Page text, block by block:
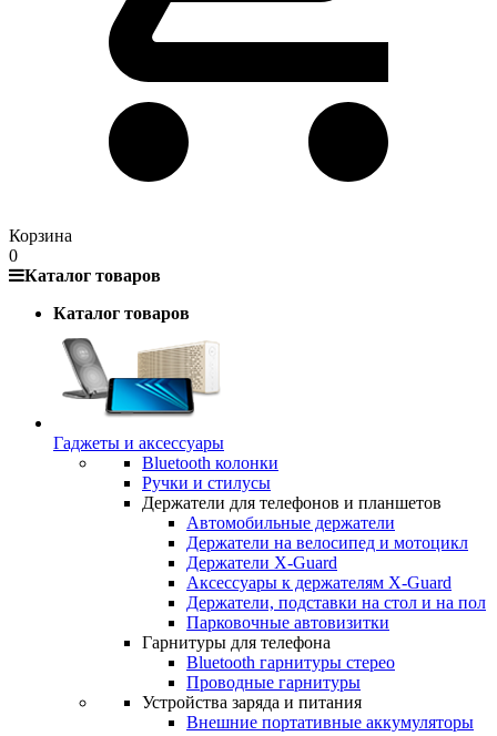
Корзина
0
Каталог товаров
Каталог товаров
Гаджеты и аксессуары
Bluetooth колонки
Ручки и стилусы
Держатели для телефонов и планшетов
Автомобильные держатели
Держатели на велосипед и мотоцикл
Держатели X-Guard
Аксессуары к держателям X-Guard
Держатели, подставки на стол и на пол
Парковочные автовизитки
Гарнитуры для телефона
Bluetooth гарнитуры стерео
Проводные гарнитуры
Устройства заряда и питания
Внешние портативные аккумуляторы